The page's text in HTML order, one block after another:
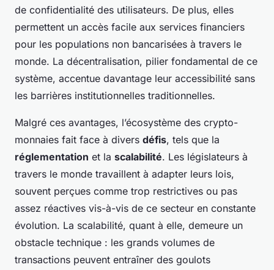
de confidentialité des utilisateurs. De plus, elles
permettent un accès facile aux services financiers
pour les populations non bancarisées à travers le
monde. La décentralisation, pilier fondamental de ce
système, accentue davantage leur accessibilité sans
les barrières institutionnelles traditionnelles.
Malgré ces avantages, l’écosystème des crypto-
monnaies fait face à divers défis, tels que la
réglementation et la scalabilité. Les législateurs à
travers le monde travaillent à adapter leurs lois,
souvent perçues comme trop restrictives ou pas
assez réactives vis-à-vis de ce secteur en constante
évolution. La scalabilité, quant à elle, demeure un
obstacle technique : les grands volumes de
transactions peuvent entraîner des goulots